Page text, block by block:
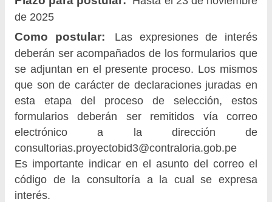
de 2025
Como postular:
Las expresiones de interés
deberán ser acompañados de los formularios que
se adjuntan en el presente proceso. Los mismos
que son de carácter de declaraciones juradas en
esta etapa del proceso de selección, estos
formularios deberán ser remitidos vía correo
electrónico a la dirección de
consultorias.proyectobid3@contraloria.gob.pe
Es importante indicar en el asunto del correo el
código de la consultoría a la cual se expresa
interés.